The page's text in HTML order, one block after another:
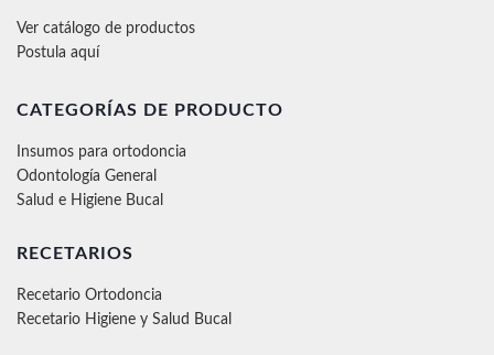
Ver catálogo de productos
Postula aquí
CATEGORÍAS DE PRODUCTO
Insumos para ortodoncia
Odontología General
Salud e Higiene Bucal
RECETARIOS
Recetario Ortodoncia
Recetario Higiene y Salud Bucal